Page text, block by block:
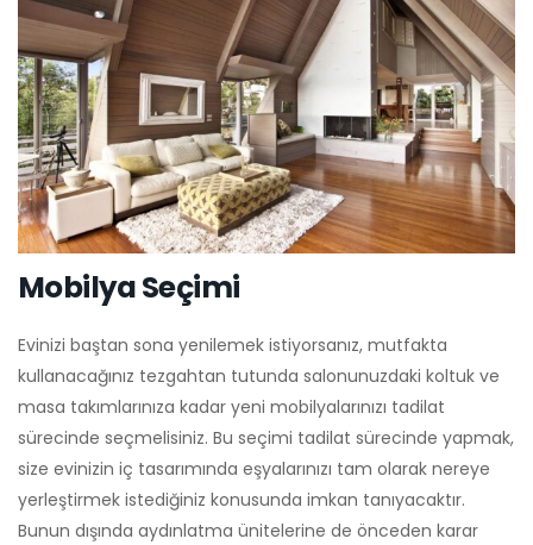
Mobilya Seçimi
Evinizi baştan sona yenilemek istiyorsanız, mutfakta
kullanacağınız tezgahtan tutunda salonunuzdaki koltuk ve
masa takımlarınıza kadar yeni mobilyalarınızı tadilat
sürecinde seçmelisiniz. Bu seçimi tadilat sürecinde yapmak,
size evinizin iç tasarımında eşyalarınızı tam olarak nereye
yerleştirmek istediğiniz konusunda imkan tanıyacaktır.
Bunun dışında aydınlatma ünitelerine de önceden karar